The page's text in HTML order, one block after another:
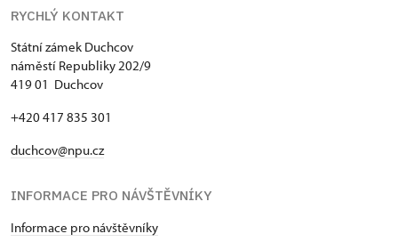
RYCHLÝ KONTAKT
Státní zámek Duchcov
náměstí Republiky 202/9
419 01 Duchcov
+420 417 835 301
duchcov@npu.cz
INFORMACE PRO NÁVŠTĚVNÍKY
Informace pro návštěvníky